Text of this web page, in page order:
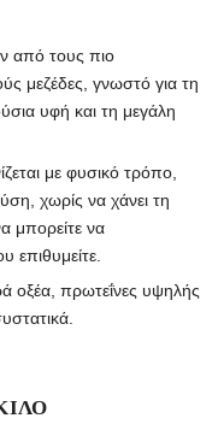
από τους πιο
μεζέδες, γνωστό για τη
υφή και τη μεγάλη
με φυσικό τρόπο,
χωρίς να χάνει τη
μπορείτε να
επιθυμείτε.
οξέα, πρωτεΐνες υψηλής